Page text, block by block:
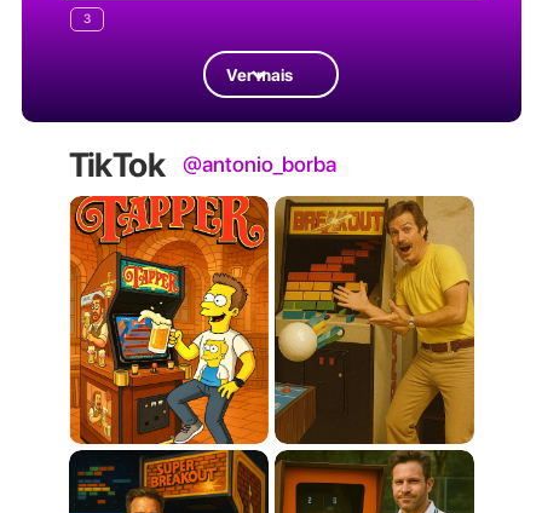
3
Ver mais
TikTok @antonio_borba